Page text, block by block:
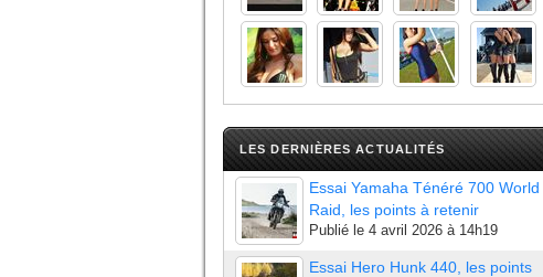
LES DERNIÈRES ACTUALITÉS
Essai Yamaha Ténéré 700 World
Raid, les points à retenir
Publié le 4 avril 2026 à 14h19
Essai Hero Hunk 440, les points